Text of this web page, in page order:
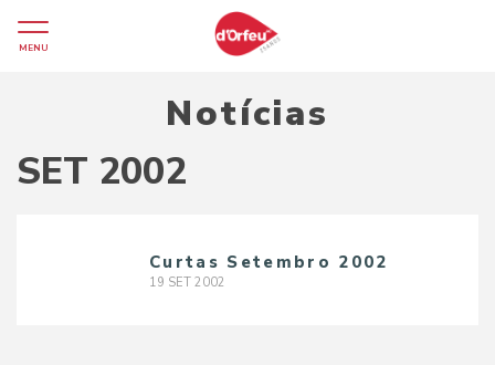
MENU
Notícias
SET 2002
Curtas Setembro 2002
19 SET 2002